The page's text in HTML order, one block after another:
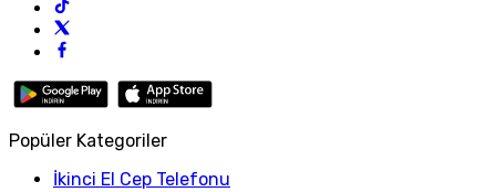
Popüler Kategoriler
İkinci El Cep Telefonu